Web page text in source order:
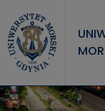
UNIWERSYTET